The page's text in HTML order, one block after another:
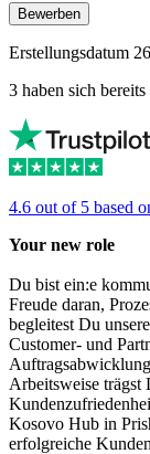
Bewerben
Erstellungsdatum
3 haben sich
4.6 out of 5 based
Your new role
Du bist ein:e
Freude daran,
begleitest Du
Customer- und
Arbeitsweise trägst
Kosovo Hub in
erfolgreiche